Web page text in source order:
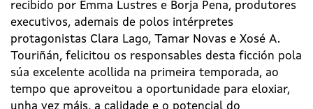
recibido por Emma Lustres e Borja Pena, produtores
executivos, ademais de polos intérpretes
protagonistas Clara Lago, Tamar Novas e Xosé A.
Touriñán, felicitou os responsables desta ficción pola
súa excelente acollida na primeira temporada, ao
tempo que aproveitou a oportunidade para eloxiar,
unha vez máis, a calidade e o potencial do